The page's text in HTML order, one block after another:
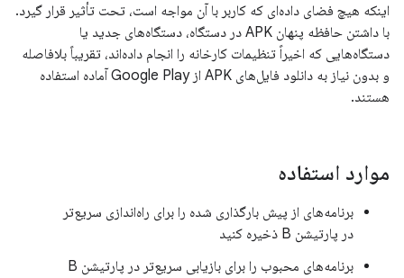
اینکه هیچ فضای داده‌ای که کاربر با آن مواجه است، تحت تأثیر قرار گیرد.
با داشتن حافظه پنهان APK در دستگاه، دستگاه‌های جدید یا
دستگاه‌هایی که اخیراً تنظیمات کارخانه را انجام داده‌اند، تقریباً بلافاصله
و بدون نیاز به دانلود فایل‌های APK از Google Play آماده استفاده
هستند.
موارد استفاده
برنامه‌های از پیش بارگذاری شده را برای راه‌اندازی سریع‌تر
در پارتیشن B ذخیره کنید
برنامه‌های محبوب را برای بازیابی سریع‌تر در پارتیشن B